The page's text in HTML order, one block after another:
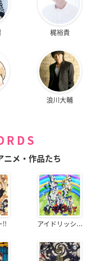
梶裕貴
浪川大輔
ニメ・作品たち
!! アイドリッシ...